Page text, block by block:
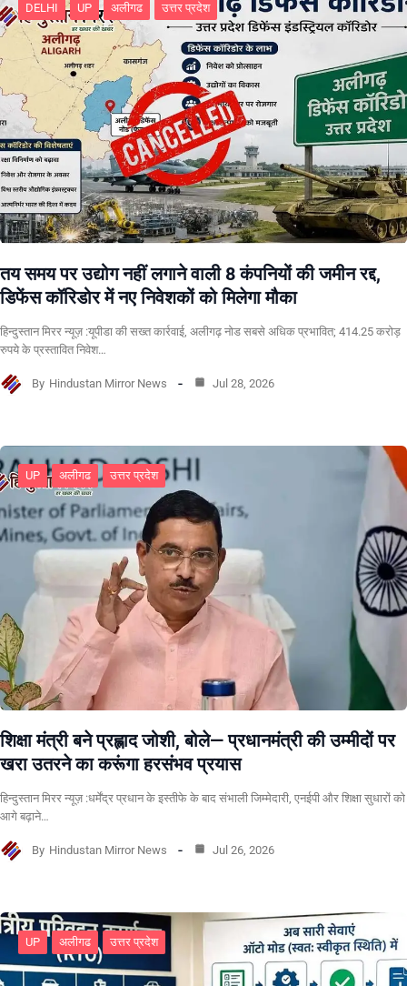
DELHI UP अलीगढ उत्तर प्रदेश
तय समय पर उद्योग नहीं लगाने वाली 8 कंपनियों की जमीन रद्द,
डिफेंस कॉरिडोर में नए निवेशकों को मिलेगा मौका
हिन्दुस्तान मिरर न्यूज़ :यूपीडा की सख्त कार्रवाई, अलीगढ़ नोड सबसे अधिक प्रभावित; 414.25 करोड़
रुपये के प्रस्तावित निवेश…
By Hindustan Mirror News Jul 28, 2026
UP अलीगढ उत्तर प्रदेश
शिक्षा मंत्री बने प्रह्लाद जोशी, बोले— प्रधानमंत्री की उम्मीदों पर
खरा उतरने का करूंगा हरसंभव प्रयास
हिन्दुस्तान मिरर न्यूज़ :धर्मेंद्र प्रधान के इस्तीफे के बाद संभाली जिम्मेदारी, एनईपी और शिक्षा सुधारों को
आगे बढ़ाने…
By Hindustan Mirror News Jul 26, 2026
UP अलीगढ उत्तर प्रदेश